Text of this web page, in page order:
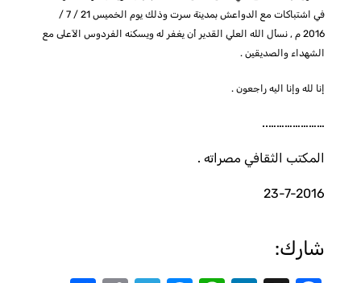
في اشتباكات مع الدواعش بمدينة سرت وذلك يوم الخميس 21 / 7 /
2016 م , نسأل الله العلي القدير أن يغفر له ويسكنه الفردوس الآعلى مع
الشهداء والصديقين .
إنا لله وإنا اليه راجعون .
…………………..
المكتب الثقافي مصراته .
23-7-2016
شارك: